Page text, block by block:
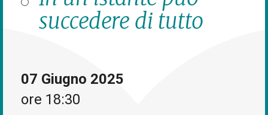
succedere di tutto
07 Giugno 2025
ore 18:30